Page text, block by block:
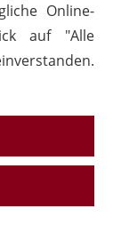
Online-
auf "Alle